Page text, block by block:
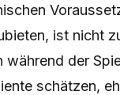
ist nicht
während der
schätzen,